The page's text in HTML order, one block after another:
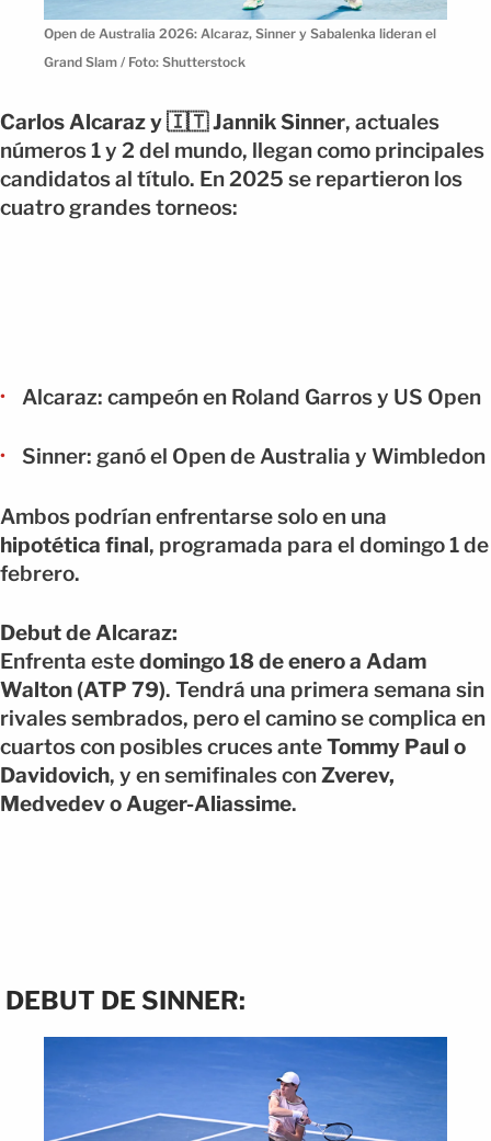
Open de Australia 2026: Alcaraz, Sinner y Sabalenka lideran el
Grand Slam / Foto: Shutterstock
Carlos Alcaraz y 🇮🇹 Jannik Sinner, actuales
números 1 y 2 del mundo, llegan como principales
candidatos al título. En 2025 se repartieron los
cuatro grandes torneos:
Alcaraz: campeón en Roland Garros y US Open
Sinner: ganó el Open de Australia y Wimbledon
Ambos podrían enfrentarse solo en una
hipotética final, programada para el domingo 1 de
febrero.
Debut de Alcaraz:
Enfrenta estedomingo 18 de enero a Adam
Walton (ATP 79). Tendrá una primera semana sin
rivales sembrados, pero el camino se complica en
cuartos con posibles cruces anteTommy Paul o
Davidovich, y en semifinales conZverev,
Medvedev o Auger-Aliassime.
DEBUT DE SINNER: